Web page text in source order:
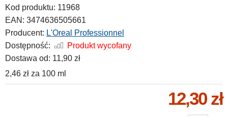
Kod produktu: 11968
EAN: 3474636505661
Producent: L'Oreal Professionnel
Dostępność:
Produkt wycofany
Dostawa od: 11,90 zł
2,46 zł za 100 ml
12,30 zł